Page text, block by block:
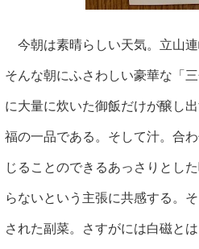
今朝は素晴らしい天気。立山
そんな朝にふさわしい豪華な「
に大量に炊いた御飯だけが醸し
福の一品である。そして汁。合
じることのできるあっさりとし
らないという主張に共感する。
された副菜。さすがには白磁と